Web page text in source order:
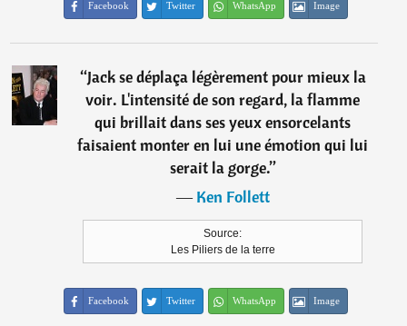
Facebook Twitter WhatsApp Image
“Jack se déplaça légèrement pour mieux la
voir. L'intensité de son regard, la flamme
qui brillait dans ses yeux ensorcelants
faisaient monter en lui une émotion qui lui
serait la gorge.”
―Ken Follett
Source:
Les Piliers de la terre
Facebook Twitter WhatsApp Image